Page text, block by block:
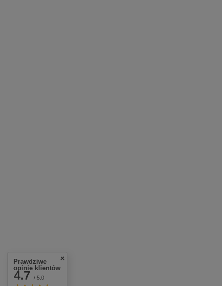
Prawdziwe
opinie klientów
4.7 / 5.0